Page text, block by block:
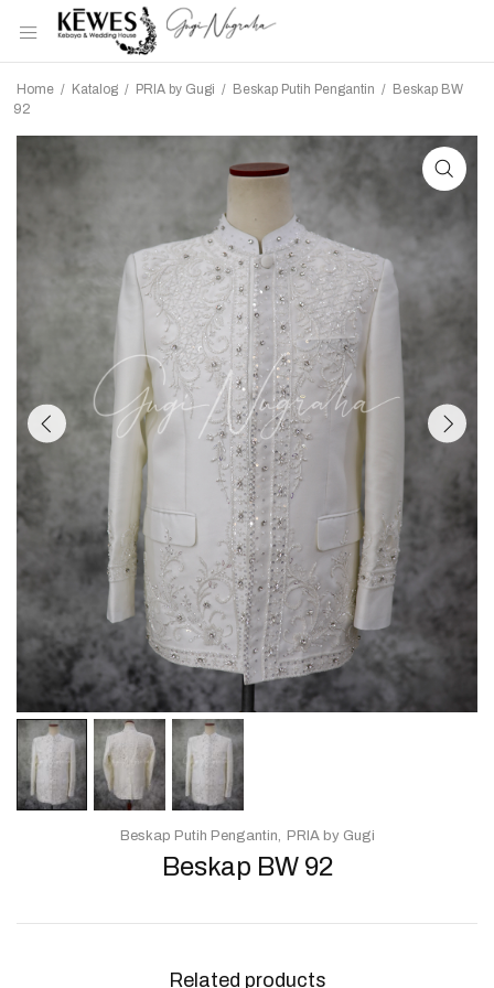
Home / Katalog / PRIA by Gugi / Beskap Putih Pengantin / Beskap BW
92
Beskap BW 92
Beskap Putih Pengantin PRIA by Gugi
Related products